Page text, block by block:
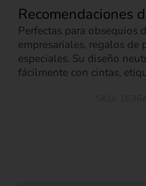
Recomendaciones
Perfectas para obsequios
empresariales, regalos de
especiales. Su diseño
fácilmente con cintas,